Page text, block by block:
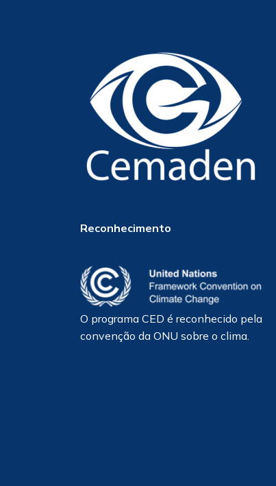
Reconhecimento
O programa CED é reconhecido pela
convenção da ONU sobre o clima.